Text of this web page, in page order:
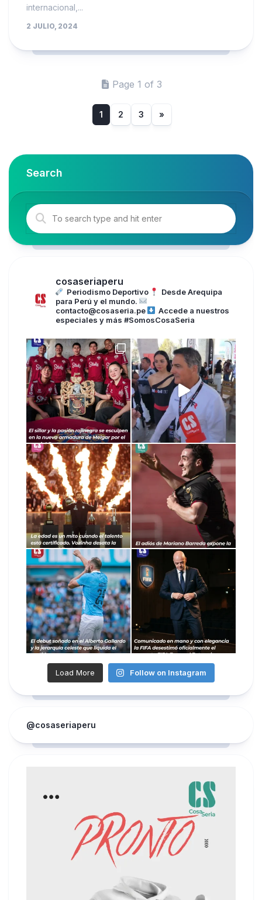
internacional,...
2 JULIO, 2024
Page 1 of 3
1 2 3 »
Search
cosaseriaperu
Periodismo Deportivo
Desde Arequipa
para Perú y el mundo.
contacto@cosaseria.pe
Accede a nuestros
especiales y más #SomosCosaSeria
Load More Follow on Instagram
@cosaseriaperu